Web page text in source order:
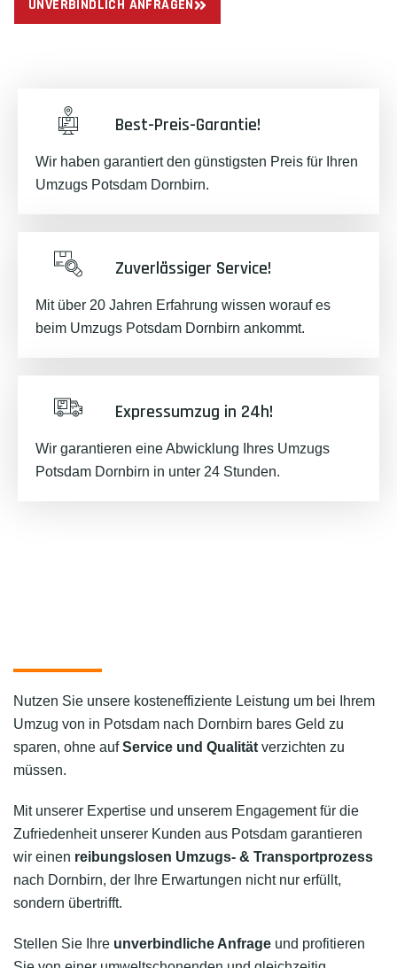
UNVERBINDLICH ANFRAGEN
Best-Preis-Garantie!
Wir haben garantiert den günstigsten Preis für Ihren
Umzugs Potsdam Dornbirn.
Zuverlässiger Service!
Mit über 20 Jahren Erfahrung wissen worauf es
beim Umzugs Potsdam Dornbirn ankommt.
Expressumzug in 24h!
Wir garantieren eine Abwicklung Ihres Umzugs
Potsdam Dornbirn in unter 24 Stunden.
Nutzen Sie unsere kosteneffiziente Leistung um bei Ihrem
Umzug von in Potsdam nach Dornbirn bares Geld zu
sparen, ohne aufService und Qualität verzichten zu
müssen.
Mit unserer Expertise und unserem Engagement für die
Zufriedenheit unserer Kunden aus Potsdam garantieren
wir einen reibungslosen Umzugs- & Transportprozess
nach Dornbirn, der Ihre Erwartungen nicht nur erfüllt,
sondern übertrifft.
Stellen Sie Ihre unverbindliche Anfrage und profitieren